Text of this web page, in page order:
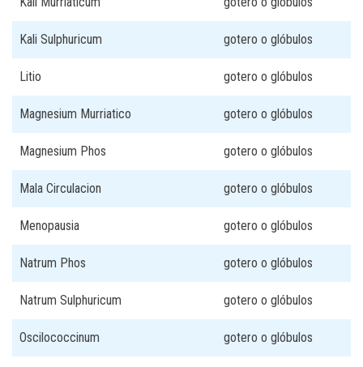
Kali Sulphuricum gotero o glóbulos
Litio gotero o glóbulos
Magnesium Murriatico gotero o glóbulos
Magnesium Phos gotero o glóbulos
Mala Circulacion gotero o glóbulos
Menopausia gotero o glóbulos
Natrum Phos gotero o glóbulos
Natrum Sulphuricum gotero o glóbulos
Oscilococcinum gotero o glóbulos